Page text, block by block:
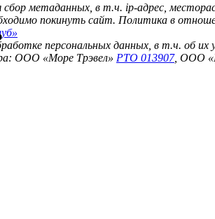
сбор метаданных, в т.ч. ip-адрес,
покинуть сайт. Политика в
персональных данных, в т.ч. об их
ООО «Море Трэвел» РТО 013907, ООО